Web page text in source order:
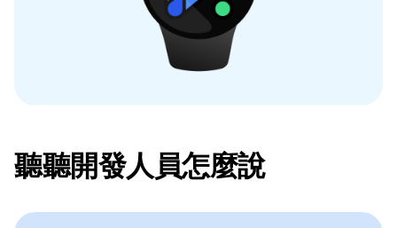
聽聽開發人員怎麼說